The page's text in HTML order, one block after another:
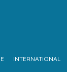
INTERNATIONAL